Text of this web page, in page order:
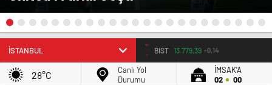
EURO 55.251 0.32%
28°C
Canlı Yol
Durumu
İMSAK'A
02
00